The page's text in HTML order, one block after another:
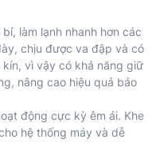
làm lạnh nhanh hơn các
chịu được va đập và có
vì vậy có khả năng giữ
nâng cao hiệu quả bảo
động cực kỳ êm ái. Khe
hệ thống máy và dễ